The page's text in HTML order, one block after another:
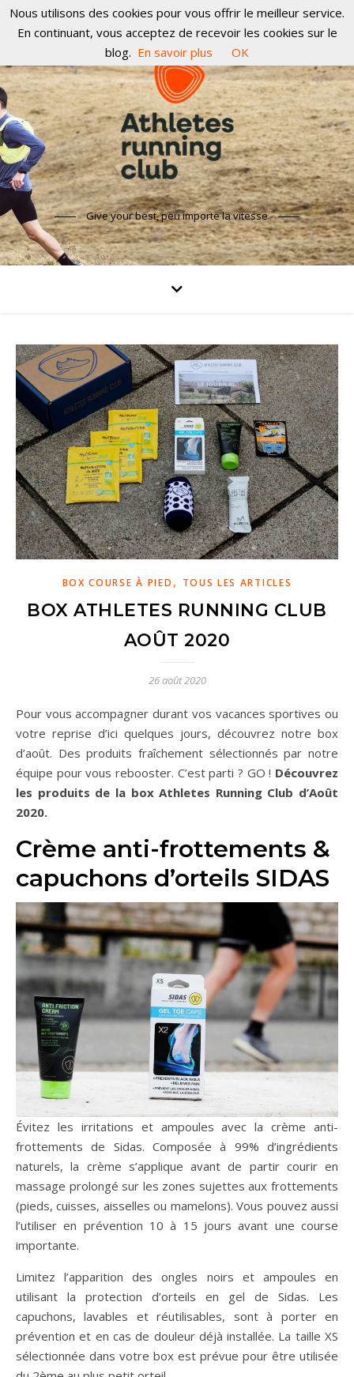
Give your best, peu importe la vitesse
BOX COURSE À PIED , TOUS LES ARTICLES
BOX ATHLETES RUNNING CLUB
AOÛT 2020
26 août 2020
Pour vous accompagner durant vos vacances sportives ou
votre reprise d’ici quelques jours, découvrez notre box
d’août. Des produits fraîchement sélectionnés par notre
équipe pour vous rebooster. C’est parti ? GO ! Découvrez
les produits de la box Athletes Running Club d’Août
2020.
Crème anti-frottements &
capuchons d’orteils SIDAS
Évitez les irritations et ampoules avec la crème anti-
frottements de Sidas. Composée à 99% d’ingrédients
naturels, la crème s’applique avant de partir courir en
massage prolongé sur les zones sujettes aux frottements
(pieds, cuisses, aisselles ou mamelons). Vous pouvez aussi
l’utiliser en prévention 10 à 15 jours avant une course
importante.
Limitez l’apparition des ongles noirs et ampoules en
utilisant la protection d’orteils en gel de Sidas. Les
capuchons, lavables et réutilisables, sont à porter en
prévention et en cas de douleur déjà installée. La taille XS
sélectionnée dans votre box est prévue pour être utilisée
Nous utilisons des cookies pour vous offrir le meilleur service.
En continuant, vous acceptez de recevoir les cookies sur le
blog. En savoir plus OK